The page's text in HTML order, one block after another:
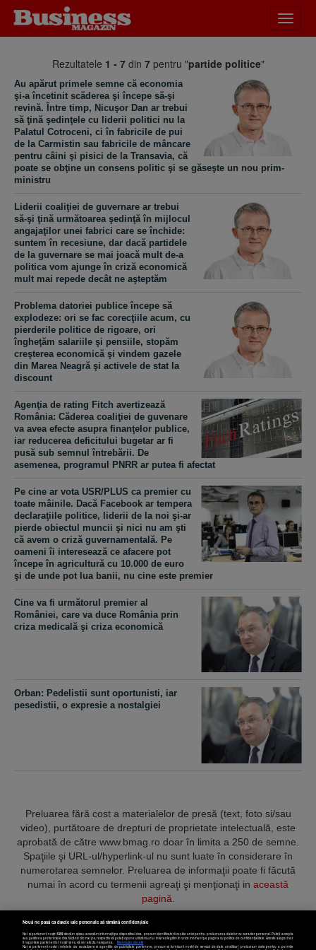
meniu
Rezultatele 1 - 7din 7pentru "partide politice"
Au apărut primele semne că economia
şi-a încetinit scăderea şi începe să-şi
revină. Între timp, Nicuşor Dan ar trebui
să ţină şedinţele cu liderii politici nu la
Palatul Cotroceni, ci în fabricile de pui
de la Carmistin sau fabricile de mâncare
pentru câini şi pisici de la Transavia, că
poate se obţine un consens politic şi se găseşte un nou prim-
ministru
Liderii coaliţiei de guvernare ar trebui
să-şi ţină următoarea şedinţă în mijlocul
angajaţilor unei fabrici care se închide:
suntem în recesiune, dar dacă partidele
de la guvernare se mai joacă mult de-a
politica vom ajunge în criză economică
mult mai repede decât ne aşteptăm
Problema datoriei publice începe să
explodeze: ori se fac corecţiile acum, cu
pierderile politice de rigoare, ori
îngheţăm salariile şi pensiile, stopăm
creşterea economică şi vindem gazele
din Marea Neagră şi activele de stat la
discount
Agenţia de rating Fitch avertizează
România: Căderea coaliţiei de guvenare
va avea efecte asupra finanţelor publice,
iar reducerea deficitului bugetar ar fi
pusă sub semnul întrebării. De
asemenea, programul PNRR ar putea fi afectat
Pe cine ar vota USR/PLUS ca premier cu
toate mâinile. Dacă Facebook ar tempera
declaraţiile politice, liderii de la noi şi-ar
pierde obiectul muncii şi nici nu am şti
că avem o criză guvernamentală. Pe
oameni îi interesează ce afacere pot
începe în agricultură cu 10.000 de euro
şi de unde pot lua banii, nu cine este premier
Cine va fi următorul premier al
României, care va duce România prin
criza medicală şi criza economică
Orban: Pedelistii sunt oportunisti, iar
pesedistii, o expresie a nostalgiei
Preluarea fără cost a materialelor de presă (text, foto si/sau
video), purtătoare de drepturi de proprietate intelectuală, este
aprobată de către www.bmag.ro doar în limita a 250 de semne.
Spaţiile şi URL-ul/hyperlink-ul nu sunt luate în considerare în
numerotarea semnelor. Preluarea de informaţii poate fi făcută
numai în acord cu termenii agreaţi şi menţionaţi in această
pagină
Nouă ne pasă ca datele tale personale să rămână confidențiale
Noi și partenerii noștri589stocăm și/sau accesăm informații pe dispozitivul dvs., precum identificatorii cookie unici pentru prelucrarea datelor cu caracter personal. Puteți accepta
sau gestiona preferințele dvs. făcând clic mai jos, respectiv vă puteți opune utilizării unui interes legitim în orice moment pe pagina cu politica de confidențialitate. Aceste alegeri vor
fi raportate partenerilor noștri și nu vă vor afecta navigarea.
Mai multe detalii
Noi si partenerii nostri (retelele de socializare si agentiile de publicitate partenere, precum si furnizorii nostri de servicii de date analitice) prelucram date pentru a permite